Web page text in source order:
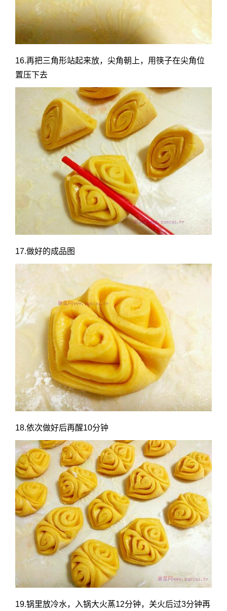
16.再把三角形站起来放，尖角朝上，用筷子在尖角位
置压下去
17.做好的成品图
18.依次做好后再醒10分钟
19.锅里放冷水，入锅大火蒸12分钟，关火后过3分钟再